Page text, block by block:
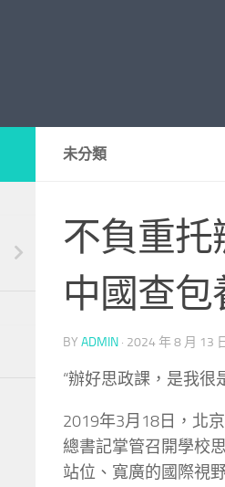
未分類
不負重托
中國查包
BY ADMIN · 2024 年 8 月 13
“辦好思政課，是我很
2019年3月18日，北
總書記掌管召開學校
站位、寬廣的國際視